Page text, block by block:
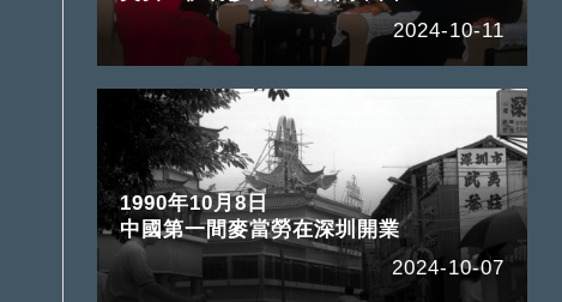
2024-10-11
1990年10月8日
中國第一間麥當勞在深圳開業
2024-10-07